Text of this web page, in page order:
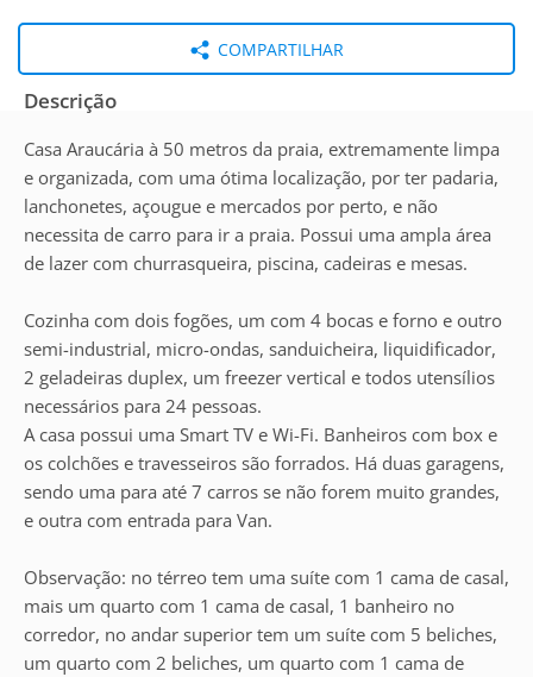
COMPARTILHAR
Descrição
Casa Araucária à 50 metros da praia, extremamente limpa
e organizada, com uma ótima localização, por ter padaria,
lanchonetes, açougue e mercados por perto, e não
necessita de carro para ir a praia. Possui uma ampla área
de lazer com churrasqueira, piscina, cadeiras e mesas.
Cozinha com dois fogões, um com 4 bocas e forno e outro
semi-industrial, micro-ondas, sanduicheira, liquidificador,
2 geladeiras duplex, um freezer vertical e todos utensílios
necessários para 24 pessoas.
A casa possui uma Smart TV e Wi-Fi. Banheiros com box e
os colchões e travesseiros são forrados. Há duas garagens,
sendo uma para até 7 carros se não forem muito grandes,
e outra com entrada para Van.
Observação: no térreo tem uma suíte com 1 cama de casal,
mais um quarto com 1 cama de casal, 1 banheiro no
corredor, no andar superior tem um suíte com 5 beliches,
um quarto com 2 beliches, um quarto com 1 cama de